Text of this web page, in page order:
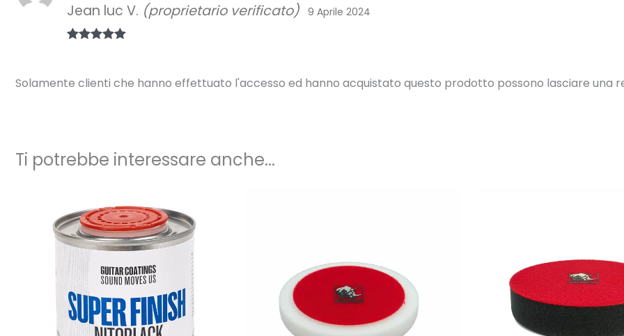
Jean luc V. (proprietario verificato) 9 Aprile 2024
Solamente clienti che hanno effettuato l'accesso ed hanno acquistato questo prodotto possono lasciare una
Ti potrebbe interessare anche...